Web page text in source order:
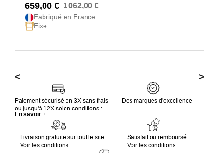
659,00 € 1 062,00 €
Fabriqué en France
Fixe
< >
Paiement sécurisé en 3X sans frais
ou jusqu'à 12X selon conditions :
En savoir +
Des marques d'excellence
Livraison gratuite sur tout le site
Voir les conditions
Satisfait ou remboursé
Voir les conditions